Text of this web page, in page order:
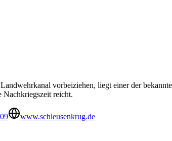
vorbeiziehen, liegt einer der
Nachkriegszeit reicht.
www.schleusenkrug.de